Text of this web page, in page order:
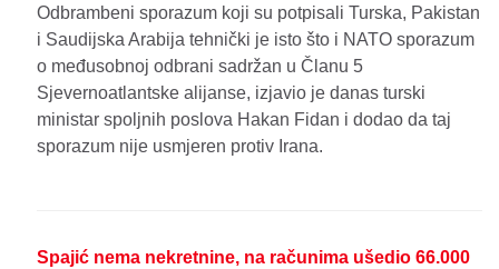
Odbrambeni sporazum koji su potpisali Turska, Pakistan
i Saudijska Arabija tehnički je isto što i NATO sporazum
o međusobnoj odbrani sadržan u Članu 5
Sjevernoatlantske alijanse, izjavio je danas turski
ministar spoljnih poslova Hakan Fidan i dodao da taj
sporazum nije usmjeren protiv Irana.
Spajić nema nekretnine, na računima ušedio 66.000